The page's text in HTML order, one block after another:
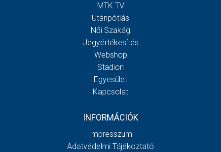
MTK TV
Utánpótlás
Női Szakág
Jegyértékesítés
Webshop
Stadion
Egyesület
Kapcsolat
INFORMÁCIÓK
Impresszum
Adatvédelmi Tájékoztató